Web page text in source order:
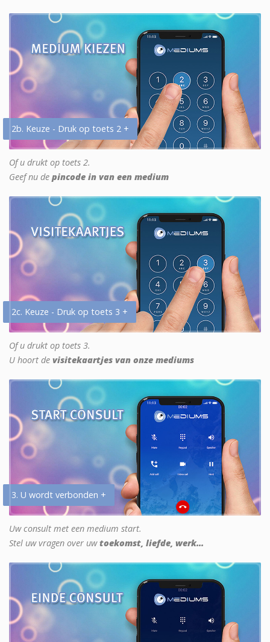
2b. Keuze - Druk op toets 2 +
Of u drukt op toets 2.
Geef nu de pincode in van een medium
2c. Keuze - Druk op toets 3 +
Of u drukt op toets 3.
U hoort de visitekaartjes van onze mediums
3. U wordt verbonden +
Uw consult met een medium start.
Stel uw vragen over uwtoekomst, liefde, werk...